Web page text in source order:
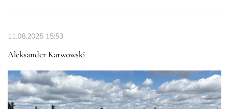
11.08.2025 15:53
Aleksander Karwowski